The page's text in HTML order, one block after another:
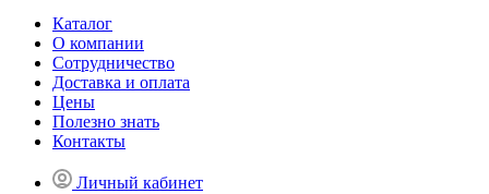
Каталог
О компании
Сотрудничество
Доставка и оплата
Цены
Полезно знать
Контакты
Личный кабинет